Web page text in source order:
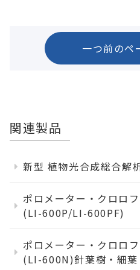
一つ前のペ
関連製品
新型 植物光合成総合
ポロメーター・クロロ
(LI-600P/LI-600PF)
ポロメーター・クロロ
(LI-600N)針葉樹・細葉